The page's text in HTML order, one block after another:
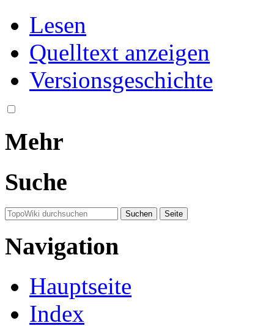
Lesen
Quelltext anzeigen
Versionsgeschichte
Mehr
Suche
Navigation
Hauptseite
Index